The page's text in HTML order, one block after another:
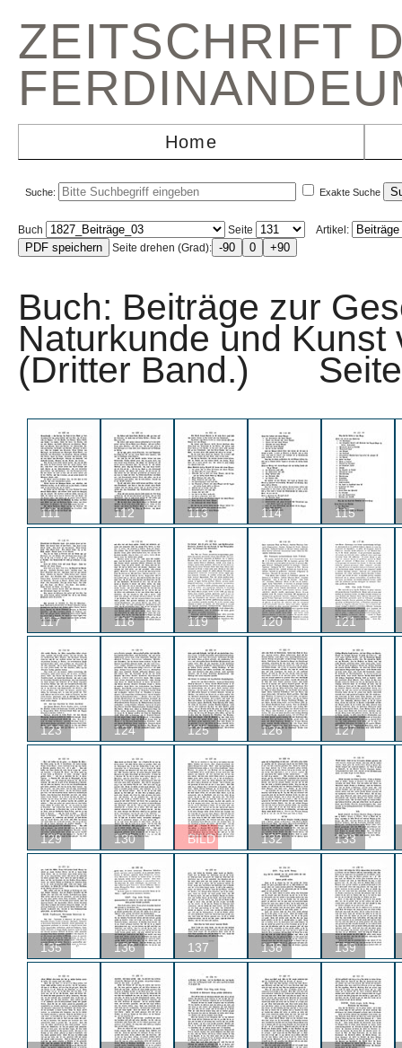
ZEITSCHRIFT
Home
Suche: Exakte Suche
Buch Seite
Artikel:
Seite drehen (Grad):
Buch: Beiträge zur
Naturkunde und Kunst
(Dritter Band.)
111 112 113 114 115
117 118 119 120 121
123 124 125 126 127
129 130 BILD 132 133
135 136 137 138 139